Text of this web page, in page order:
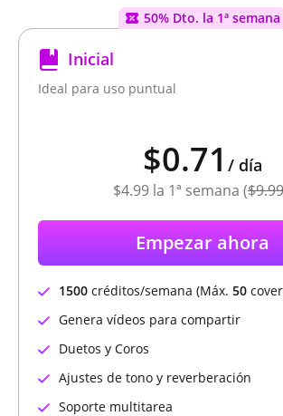
50% Dto. la 1ª semana
Inicial
Ideal para uso puntual
$0.71 / día
$4.99 la 1ª semana ($9.99
Empezar ahora
1500 créditos/semana (Máx. 50
Genera vídeos para compartir
Duetos y Coros
Ajustes de tono y reverberación
Soporte multitarea